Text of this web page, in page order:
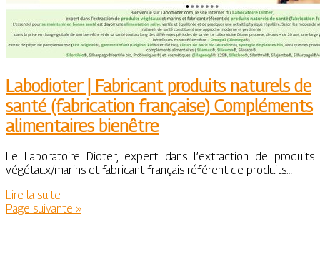
Labodioter | Fabricant produits naturels de
santé (fabrication française) Compléments
alimen­tai­res bienêtre
Le Laboratoire Dioter, expert dans l’extraction de produits
végétaux/marins et fabricant français référent de produits…
Lire la suite
Page suivante »